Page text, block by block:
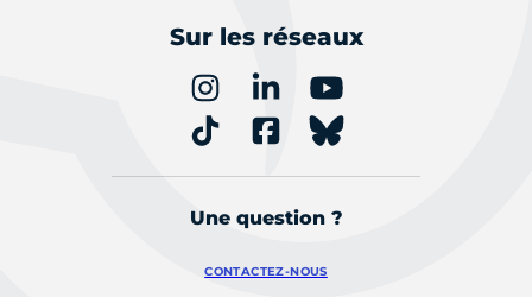
Sur les réseaux
Une question ?
CONTACTEZ-NOUS